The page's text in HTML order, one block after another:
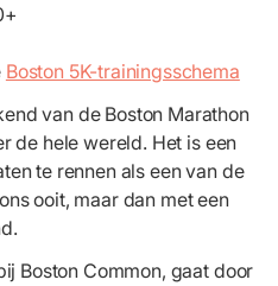
Boston 5K-trainingsschema
van de Boston Marathon
de hele wereld. Het is een
te rennen als een van de
ooit, maar dan met een
Boston Common, gaat door